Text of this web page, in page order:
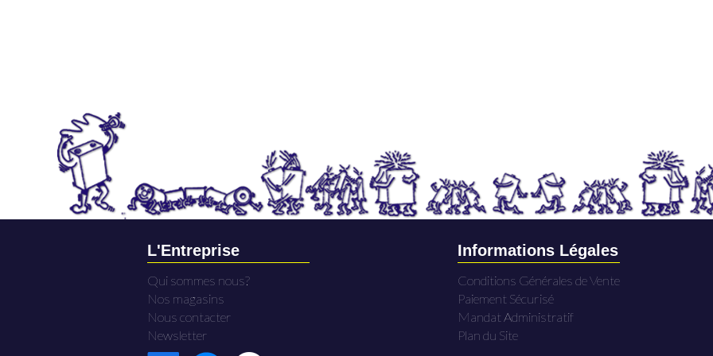
L'Entreprise
Qui sommes nous?
Nos magasins
Nous contacter
Newsletter
Informations Légales
Conditions Générales de Vente
Paiement Sécurisé
Mandat Administratif
Plan du Site